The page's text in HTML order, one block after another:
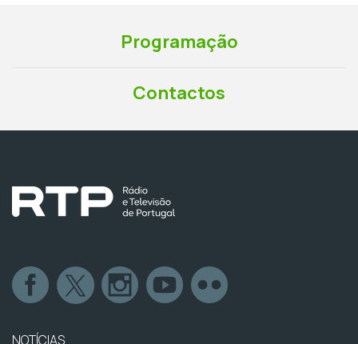
Programação
Contactos
NOTÍCIAS